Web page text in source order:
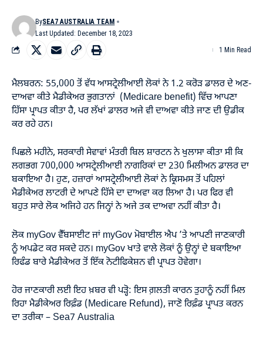
Last Updated: December 18, 2023
BySEA7 AUSTRALIA TEAM
1 Min Read
ਮੈਲਬਰਨ: 55,000 ਤੋਂ ਵੱਧ ਆਸਟ੍ਰੇਲੀਆਈ ਲੋਕਾਂ ਨੇ 1.2 ਕਰੋੜ ਡਾਲਰ ਦੇ ਅਣ-
ਦਾਅਵਾ ਕੀਤੇ ਮੈਡੀਕੇਅਰ ਭੁਗਤਾਨਾਂ (Medicare benefit) ਵਿੱਚ ਆਪਣਾ
ਹਿੱਸਾ ਪ੍ਰਾਪਤ ਕੀਤਾ ਹੈ, ਪਰ ਲੱਖਾਂ ਡਾਲਰ ਅਜੇ ਵੀ ਦਾਅਵਾ ਕੀਤੇ ਜਾਣ ਦੀ ਉਡੀਕ
ਕਰ ਰਹੇ ਹਨ।
ਪਿਛਲੇ ਮਹੀਨੇ, ਸਰਕਾਰੀ ਸੇਵਾਵਾਂ ਮੰਤਰੀ ਬਿਲ ਸ਼ਾਰਟਨ ਨੇ ਖੁਲਾਸਾ ਕੀਤਾ ਸੀ ਕਿ
ਲਗਭਗ 700,000 ਆਸਟ੍ਰੇਲੀਆਈ ਨਾਗਰਿਕਾਂ ਦਾ 230 ਮਿਲੀਅਨ ਡਾਲਰ ਦਾ
ਬਕਾਇਆ ਹੈ। ਹੁਣ, ਹਜ਼ਾਰਾਂ ਆਸਟ੍ਰੇਲੀਆਈ ਲੋਕਾਂ ਨੇ ਕ੍ਰਿਸਮਸ ਤੋਂ ਪਹਿਲਾਂ
ਮੈਡੀਕੇਅਰ ਲਾਟਰੀ ਦੇ ਆਪਣੇ ਹਿੱਸੇ ਦਾ ਦਾਅਵਾ ਕਰ ਲਿਆ ਹੈ। ਪਰ ਫਿਰ ਵੀ
ਬਹੁਤ ਸਾਰੇ ਲੋਕ ਅਜਿਹੇ ਹਨ ਜਿਨ੍ਹਾਂ ਨੇ ਅਜੇ ਤਕ ਦਾਅਵਾ ਨਹੀਂ ਕੀਤਾ ਹੈ।
ਲੋਕ myGovਵੈੱਬਸਾਈਟ ਜਾਂ myGov ਮੋਬਾਈਲ ਐਪ ’ਤੇ ਆਪਣੀ ਜਾਣਕਾਰੀ
ਨੂੰ ਅਪਡੇਟ ਕਰ ਸਕਦੇ ਹਨ। myGov ਖਾਤੇ ਵਾਲੇ ਲੋਕਾਂ ਨੂੰ ਉਨ੍ਹਾਂ ਦੇ ਬਕਾਇਆ
ਰਿਫੰਡ ਬਾਰੇ ਮੈਡੀਕੇਅਰ ਤੋਂ ਇੱਕ ਨੋਟੀਫਿਕੇਸ਼ਨ ਵੀ ਪ੍ਰਾਪਤ ਹੋਵੇਗਾ।
ਹੋਰ ਜਾਣਕਾਰੀ ਲਈ ਇਹ ਖ਼ਬਰ ਵੀ ਪੜ੍ਹੋ:ਇਸ ਗ਼ਲਤੀ ਕਾਰਨ ਤੁਹਾਨੂੰ ਨਹੀਂ ਮਿਲ
ਰਿਹਾ ਮੈਡੀਕੇਅਰ ਰਿਫ਼ੰਡ (Medicare Refund), ਜਾਣੋ ਰਿਫ਼ੰਡ ਪ੍ਰਾਪਤ ਕਰਨ
ਦਾ ਤਰੀਕਾ – Sea7 Australia